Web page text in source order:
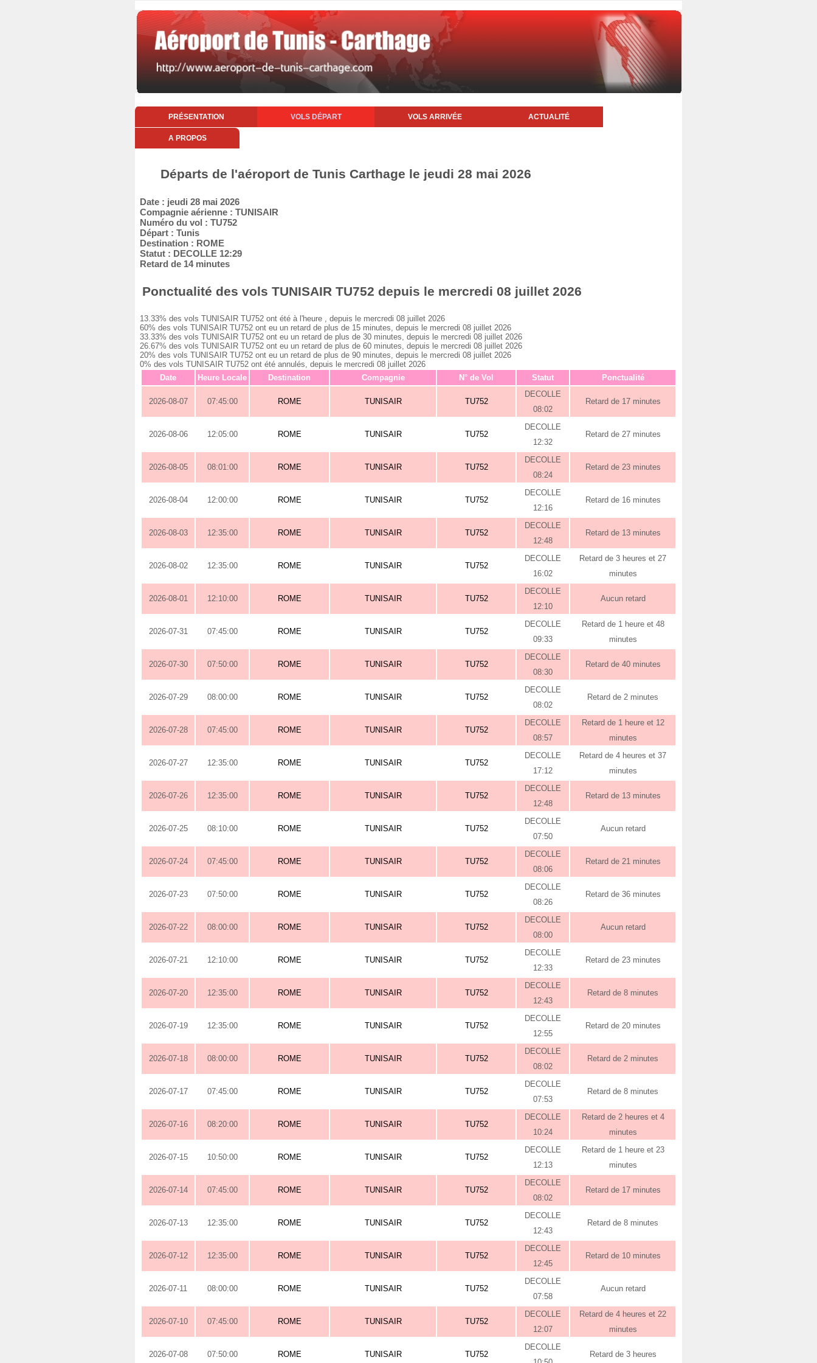
PRÉSENTATION VOLS DÉPART VOLS ARRIVÉE ACTUALITÉ
A PROPOS
Départs de l'aéroport de Tunis Carthage le jeudi 28 mai 2026
Date : jeudi 28 mai 2026
Compagnie aérienne : TUNISAIR
Numéro du vol : TU752
Départ : Tunis
Destination : ROME
Statut : DECOLLE 12:29
Retard de 14 minutes
Ponctualité des vols TUNISAIR TU752 depuis le mercredi 08 juillet 2026
13.33% des vols TUNISAIR TU752 ont été à l'heure , depuis le mercredi 08 juillet 2026
60% des vols TUNISAIR TU752 ont eu un retard de plus de 15 minutes, depuis le mercredi 08 juillet 2026
33.33% des vols TUNISAIR TU752 ont eu un retard de plus de 30 minutes, depuis le mercredi 08 juillet 2026
26.67% des vols TUNISAIR TU752 ont eu un retard de plus de 60 minutes, depuis le mercredi 08 juillet 2026
20% des vols TUNISAIR TU752 ont eu un retard de plus de 90 minutes, depuis le mercredi 08 juillet 2026
0% des vols TUNISAIR TU752 ont été annulés, depuis le mercredi 08 juillet 2026
Date
Heure Locale Destination Compagnie N° de Vol Statut Ponctualité
2026-08-07 07:45:00 ROME TUNISAIR TU752
DECOLLE
08:02
Retard de 17 minutes
2026-08-06 12:05:00 ROME TUNISAIR TU752
DECOLLE
12:32
Retard de 27 minutes
2026-08-05 08:01:00 ROME TUNISAIR TU752
DECOLLE
08:24
Retard de 23 minutes
2026-08-04 12:00:00 ROME TUNISAIR TU752
DECOLLE
12:16
Retard de 16 minutes
2026-08-03 12:35:00 ROME TUNISAIR TU752
DECOLLE
12:48
Retard de 13 minutes
2026-08-02 12:35:00 ROME TUNISAIR TU752
DECOLLE
16:02
Retard de 3 heures et 27
minutes
2026-08-01 12:10:00 ROME TUNISAIR TU752
DECOLLE
12:10
Aucun retard
2026-07-31 07:45:00 ROME TUNISAIR TU752
DECOLLE
09:33
Retard de 1 heure et 48
minutes
2026-07-30 07:50:00 ROME TUNISAIR TU752
DECOLLE
08:30
Retard de 40 minutes
2026-07-29 08:00:00 ROME TUNISAIR TU752
DECOLLE
08:02
Retard de 2 minutes
2026-07-28 07:45:00 ROME TUNISAIR TU752
DECOLLE
08:57
Retard de 1 heure et 12
minutes
2026-07-27 12:35:00 ROME TUNISAIR TU752
DECOLLE
17:12
Retard de 4 heures et 37
minutes
2026-07-26 12:35:00 ROME TUNISAIR TU752
DECOLLE
12:48
Retard de 13 minutes
2026-07-25 08:10:00 ROME TUNISAIR TU752
DECOLLE
07:50
Aucun retard
2026-07-24 07:45:00 ROME TUNISAIR TU752
DECOLLE
08:06
Retard de 21 minutes
2026-07-23 07:50:00 ROME TUNISAIR TU752
DECOLLE
08:26
Retard de 36 minutes
2026-07-22 08:00:00 ROME TUNISAIR TU752
DECOLLE
08:00
Aucun retard
2026-07-21 12:10:00 ROME TUNISAIR TU752
DECOLLE
12:33
Retard de 23 minutes
2026-07-20 12:35:00 ROME TUNISAIR TU752
DECOLLE
12:43
Retard de 8 minutes
2026-07-19 12:35:00 ROME TUNISAIR TU752
DECOLLE
12:55
Retard de 20 minutes
2026-07-18 08:00:00 ROME TUNISAIR TU752
DECOLLE
08:02
Retard de 2 minutes
2026-07-17 07:45:00 ROME TUNISAIR TU752
DECOLLE
07:53
Retard de 8 minutes
2026-07-16 08:20:00 ROME TUNISAIR TU752
DECOLLE
10:24
Retard de 2 heures et 4
minutes
2026-07-15 10:50:00 ROME TUNISAIR TU752
DECOLLE
12:13
Retard de 1 heure et 23
minutes
2026-07-14 07:45:00 ROME TUNISAIR TU752
DECOLLE
08:02
Retard de 17 minutes
2026-07-13 12:35:00 ROME TUNISAIR TU752
DECOLLE
12:43
Retard de 8 minutes
2026-07-12 12:35:00 ROME TUNISAIR TU752
DECOLLE
12:45
Retard de 10 minutes
2026-07-11 08:00:00 ROME TUNISAIR TU752
DECOLLE
07:58
Aucun retard
2026-07-10 07:45:00 ROME TUNISAIR TU752
DECOLLE
12:07
Retard de 4 heures et 22
minutes
2026-07-08 07:50:00 ROME TUNISAIR TU752
DECOLLE
Retard de 3 heures